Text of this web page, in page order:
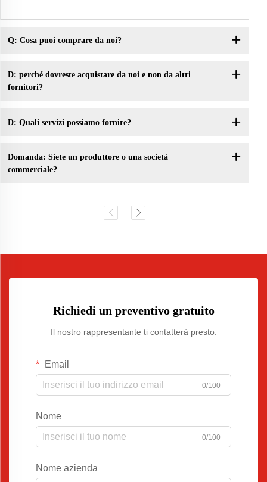
Q: Cosa puoi comprare da noi?
D: perché dovreste acquistare da noi e non da altri
fornitori?
D: Quali servizi possiamo fornire?
Domanda: Siete un produttore o una società
commerciale?
Richiedi un preventivo gratuito
Il nostro rappresentante ti contatterà presto.
Email
0/100
Nome
0/100
Nome azienda